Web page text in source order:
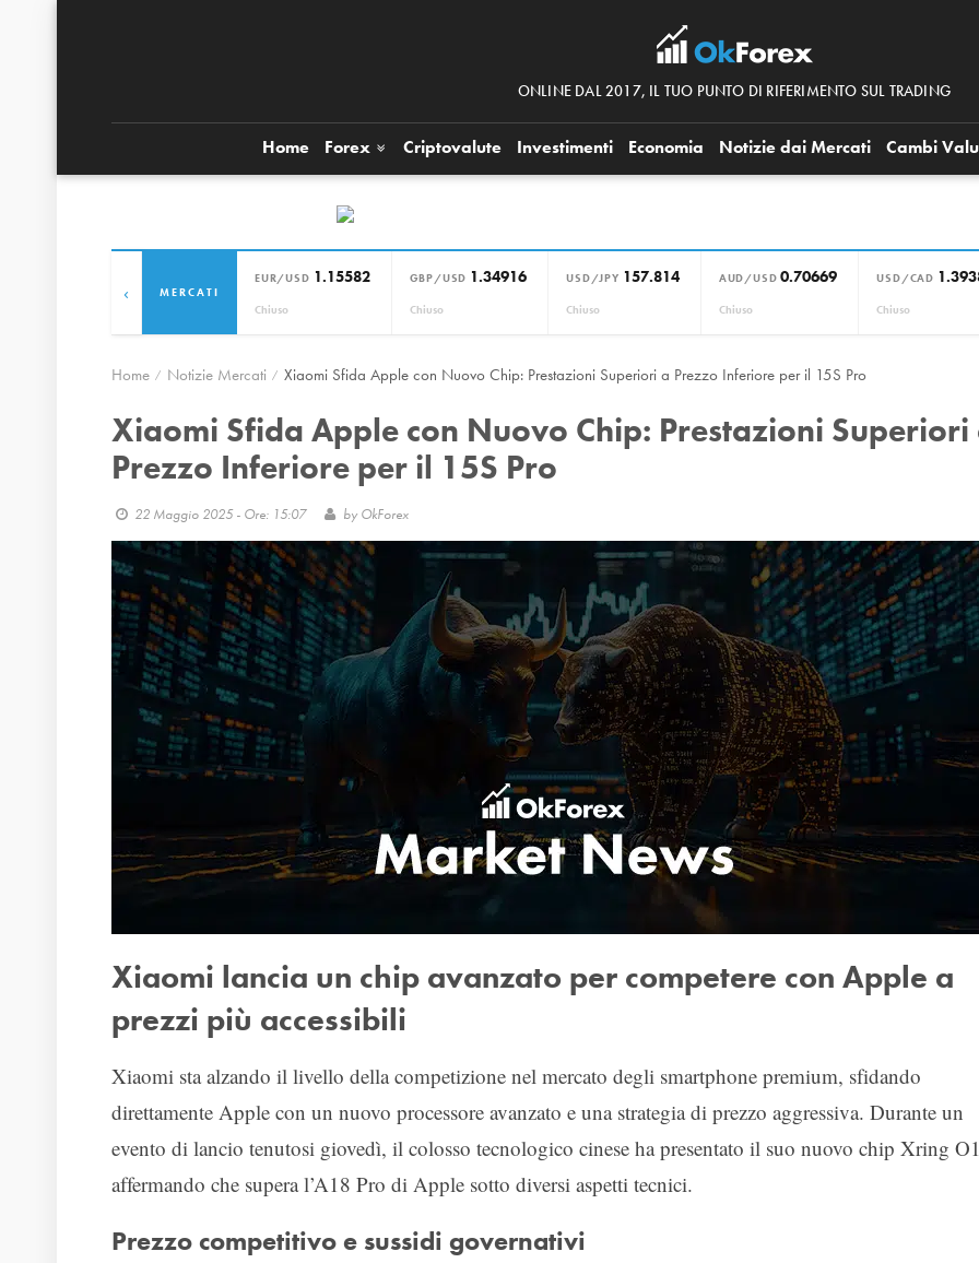
ONLINE DAL 2017, IL TUO PUNTO DI RIFERIMENTO SUL TRADING
Home Forex Criptovalute Investimenti Economia Notizie dai Mercati Cambi
MERCATI
EUR/USD 1.15582
Chiuso
GBP/USD 1.34916
Chiuso
USD/JPY 157.814
Chiuso
AUD/USD 0.70669
Chiuso
USD/CAD
Chiuso
‹
Home Notizie Mercati Xiaomi Sfida Apple con Nuovo Chip: Prestazioni Superiori a Prezzo Inferiore per il 15S Pro
Xiaomi Sfida Apple con Nuovo Chip: Prestazioni Superiori
Prezzo Inferiore per il 15S Pro
22 Maggio 2025 - Ore: 15:07 by OkForex
Xiaomi lancia un chip avanzato per competere con Apple a
prezzi più accessibili
Xiaomi sta alzando il livello della competizione nel mercato degli smartphone premium, sfidando
direttamente Apple con un nuovo processore avanzato e una strategia di prezzo aggressiva. Durante un
evento di lancio tenutosi giovedì, il colosso tecnologico cinese ha presentato il suo nuovo chip Xring
affermando che supera l’A18 Pro di Apple sotto diversi aspetti tecnici.
Prezzo competitivo e sussidi governativi